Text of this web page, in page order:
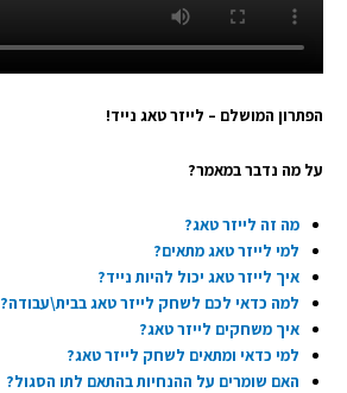
הפתרון המושלם – לייזר טאג נייד!
על מה נדבר במאמר?
מה זה לייזר טאג?
למי לייזר טאג מתאים?
איך לייזר טאג יכול להיות נייד?
למה כדאי לכם לשחק לייזר טאג בבית\עבודה?
איך משחקים לייזר טאג?
למי כדאי ומתאים לשחק לייזר טאג?
האם שומרים על ההנחיות בהתאם לתו הסגול?